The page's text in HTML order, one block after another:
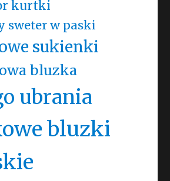
kurtki
sweter w paski
sukienki
bluzka
ubrania
bluzki